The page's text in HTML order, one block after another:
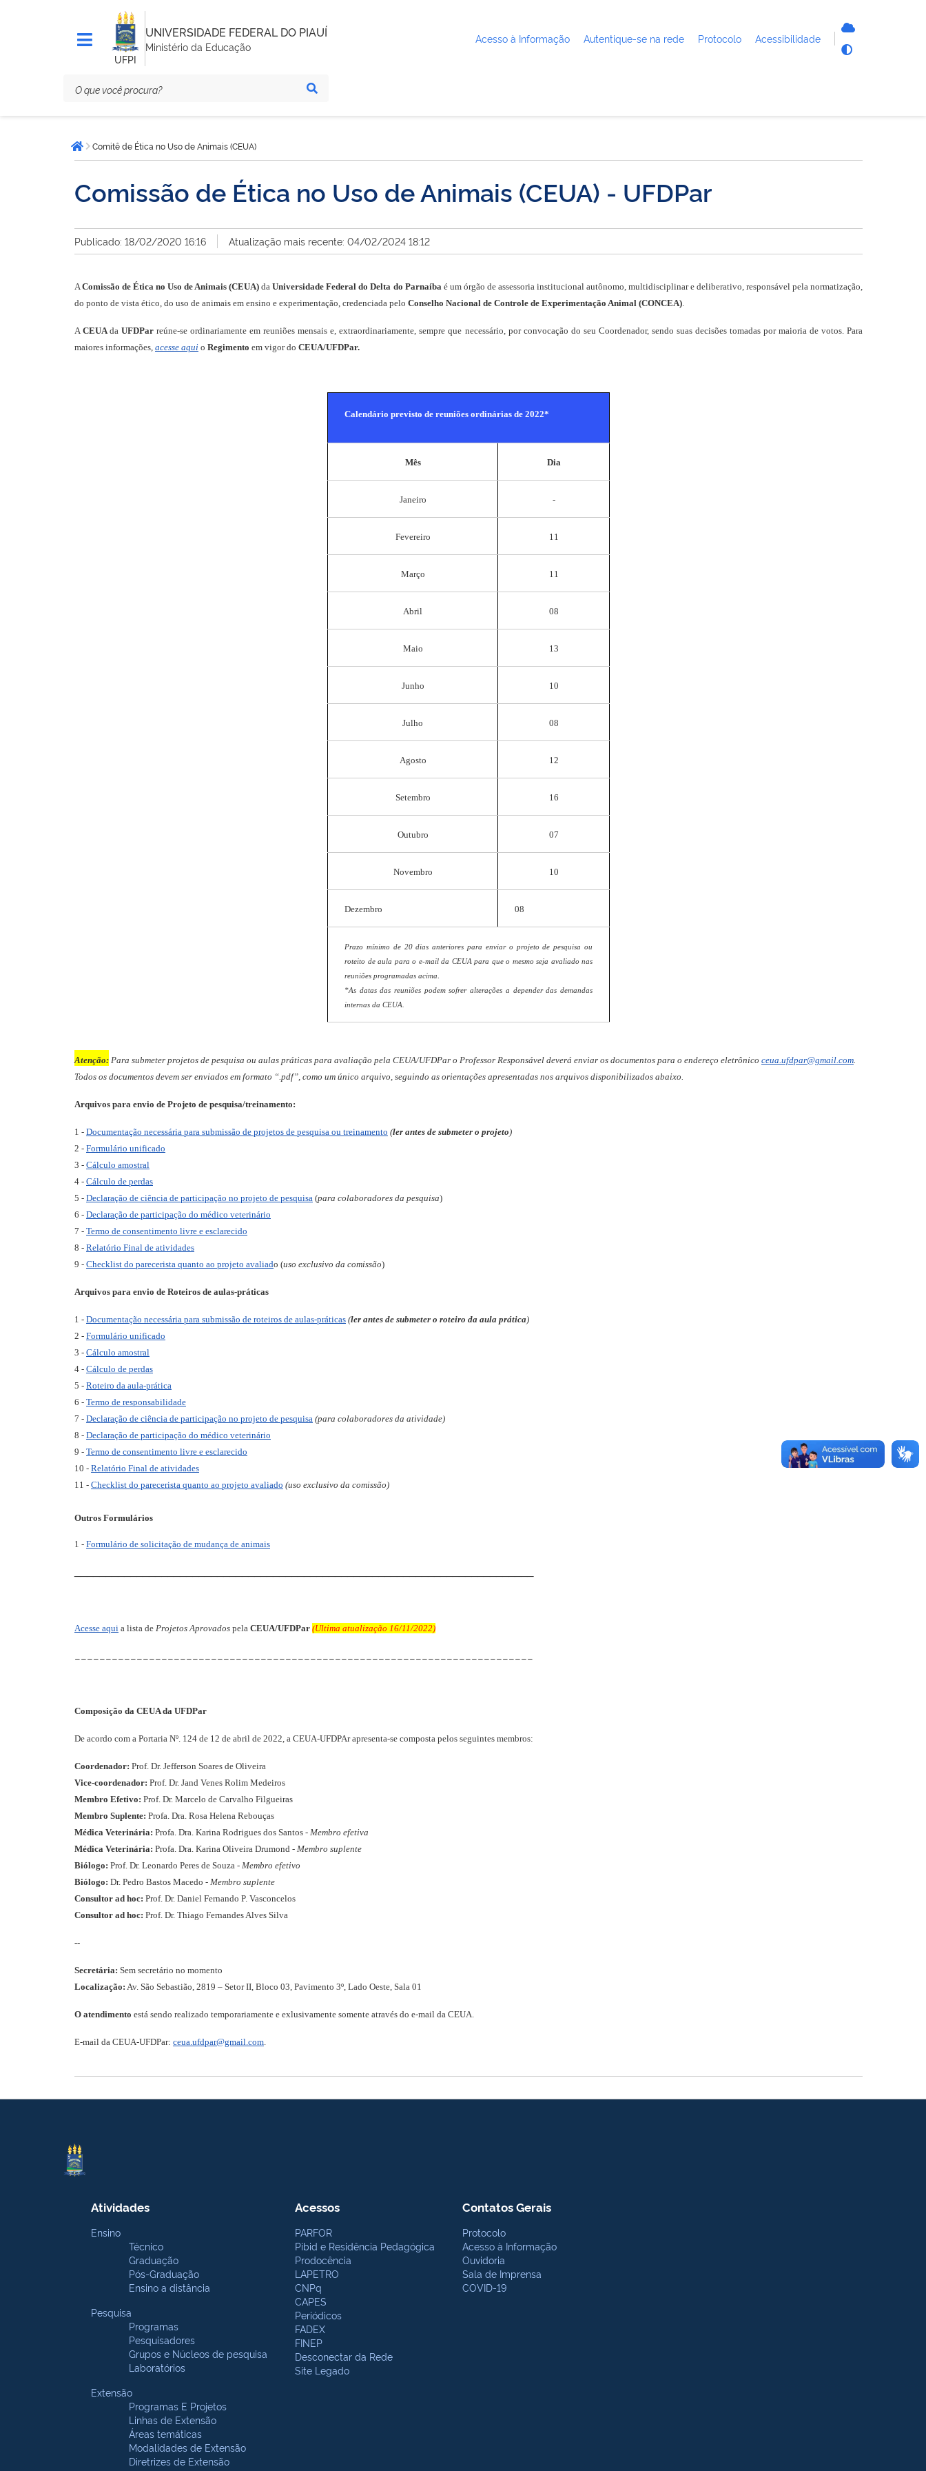
UFPI
UNIVERSIDADE FEDERAL DO PIAUÍ
Ministério da Educação
Acesso à Informação Autentique-se na rede Protocolo Acessibilidade
está
aqui:Página inicial
Comitê de Ética no Uso de Animais (CEUA)
Comissão de Ética no Uso de Animais (CEUA) - UFDPar
Publicado: 18/02/2020 16:16 Atualização mais recente: 04/02/2024 18:12
AComissão de Ética no Uso de Animais (CEUA)daUniversidade Federal do Delta do Parnaíbaé um órgão de assessoria institucional autônomo, multidisciplinar e deliberativo, responsável pela normatização,
do ponto de vista ético, do uso de animais em ensino e experimentação, credenciada pelo Conselho Nacional de Controle de Experimentação Animal (CONCEA).
ACEUAdaUFDPar reúne-se ordinariamente em reuniões mensais e, extraordinariamente, sempre que necessário, por convocação do seu Coordenador, sendo suas decisões tomadas por maioria de votos. Para
maiores informações, acesse aqui o Regimento em vigor do CEUA/UFDPar.
Calendário previsto de reuniões ordinárias de 2022*
Mês Dia
Janeiro -
Fevereiro 11
Março 11
Abril 08
Maio 13
Junho 10
Julho 08
Agosto 12
Setembro 16
Outubro 07
Novembro 10
Dezembro 08
Prazo mínimo de 20 dias anteriores para enviar o projeto de pesquisa ou
roteito de aula para o e-mail da CEUA para que o mesmo seja avaliado nas
reuniões programadas acima.
*As datas das reuniões podem sofrer alterações a depender das demandas
internas da CEUA.
Atenção: Para submeter projetos de pesquisa ou aulas práticas para avaliação pela CEUA/UFDPar o Professor Responsável deverá enviar os documentos para o endereço eletrônico ceua.ufdpar@gmail.com.
Todos os documentos devem ser enviados em formato “.pdf”, como um único arquivo, seguindo as orientações apresentadas nos arquivos disponibilizados abaixo.
Arquivos para envio de Projeto de pesquisa/treinamento:
1 - Documentação necessária para submissão de projetos de pesquisa ou treinamento (ler antes de submeter o projeto)
2 - Formulário unificado
3 - Cálculo amostral
4 - Cálculo de perdas
5 - Declaração de ciência de participação no projeto de pesquisa (para colaboradores da pesquisa)
6 - Declaração de participação do médico veterinário
7 - Termo de consentimento livre e esclarecido
8 - Relatório Final de atividades
9 - Checklist do parecerista quanto ao projeto avaliado (uso exclusivo da comissão)
Arquivos para envio de Roteiros de aulas-práticas
1 - Documentação necessária para submissão de roteiros de aulas-práticas (ler antes de submeter o roteiro da aula prática)
2 - Formulário unificado
3 - Cálculo amostral
4 - Cálculo de perdas
5 - Roteiro da aula-prática
6 - Termo de responsabilidade
7 - Declaração de ciência de participação no projeto de pesquisa (para colaboradores da atividade)
8 - Declaração de participação do médico veterinário
9 - Termo de consentimento livre e esclarecido
10 - Relatório Final de atividades
11 - Checklist do parecerista quanto ao projeto avaliado (uso exclusivo da comissão)
Outros Formulários
1 - Formulário de solicitação de mudança de animais
Acesse aqui a lista de Projetos Aprovados pela CEUA/UFDPar (Ultima atualização 16/11/2022)
Composição da CEUA da UFDPar
De acordo com a Portaria Nº. 124 de 12 de abril de 2022, a CEUA-UFDPAr apresenta-se composta pelos seguintes membros:
Coordenador: Prof. Dr. Jefferson Soares de Oliveira
Vice-coordenador: Prof. Dr. Jand Venes Rolim Medeiros
Membro Efetivo: Prof. Dr. Marcelo de Carvalho Filgueiras
Membro Suplente: Profa. Dra. Rosa Helena Rebouças
Médica Veterinária: Profa. Dra. Karina Rodrigues dos Santos - Membro efetiva
Médica Veterinária: Profa. Dra. Karina Oliveira Drumond - Membro suplente
Biólogo: Prof. Dr. Leonardo Peres de Souza - Membro efetivo
Biólogo: Dr. Pedro Bastos Macedo - Membro suplente
Consultor ad hoc: Prof. Dr. Daniel Fernando P. Vasconcelos
Consultor ad hoc: Prof. Dr. Thiago Fernandes Alves Silva
--
Secretária: Sem secretário no momento
Localização: Av. São Sebastião, 2819 – Setor II, Bloco 03, Pavimento 3º, Lado Oeste, Sala 01
O atendimento está sendo realizado temporariamente e exlusivamente somente através do e-mail da CEUA.
E-mail da CEUA-UFDPar: ceua.ufdpar@gmail.com.
Atividades
Ensino
Técnico
Graduação
Pós-Graduação
Ensino a distância
Pesquisa
Programas
Pesquisadores
Grupos e Núcleos de pesquisa
Laboratórios
Extensão
Programas E Projetos
Linhas de Extensão
Áreas temáticas
Modalidades de Extensão
Diretrizes de Extensão
Acessos
PARFOR
Pibid e Residência Pedagógica
Prodocência
LAPETRO
CNPq
CAPES
Periódicos
FADEX
FINEP
Desconectar da Rede
Site Legado
Contatos Gerais
Protocolo
Acesso à Informação
Ouvidoria
Sala de Imprensa
COVID-19